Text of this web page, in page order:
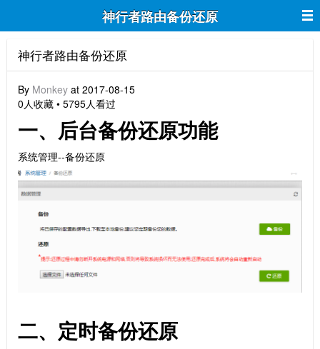
神行者路由备份还原
神行者路由备份还原
By Monkey at 2017-08-15
0人收藏 • 5795人看过
一、后台备份还原功能
系统管理--备份还原
二、定时备份还原